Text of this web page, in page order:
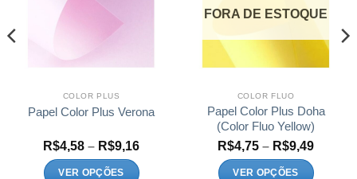
COLOR PLUS
Papel Color Plus Verona
R$4,58 – R$9,16Faixa
preço:
VER OPÇÕES
FORA DE ESTOQUE
COLOR FLUO
Papel Color Plus Doha
(Color Fluo Yellow)
R$4,75 – R$9,49Faixa
preço:
VER OPÇÕES